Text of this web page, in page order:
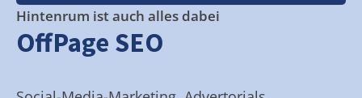
Hintenrum ist auch alles dabei
OffPage SEO